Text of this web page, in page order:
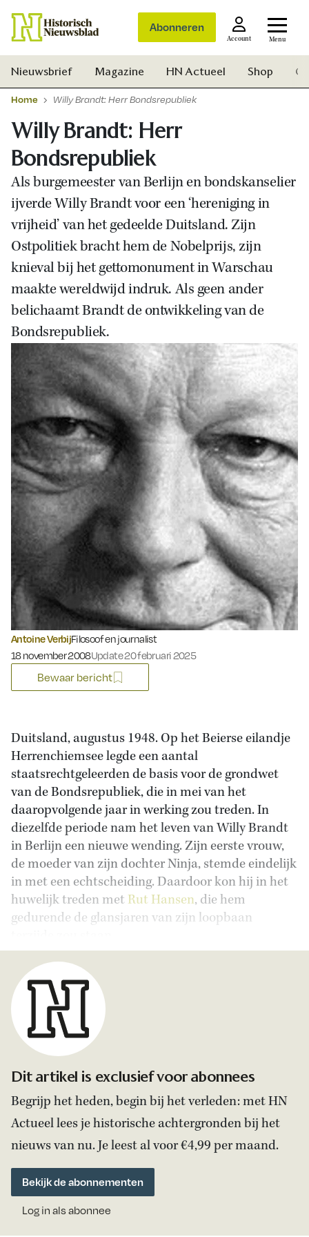
Abonneren
Account Menu
Zoek
Nieuwsbrief Magazine HN Actueel Shop
Home Willy Brandt: Herr Bondsrepubliek
Willy Brandt: Herr
Bondsrepubliek
Als burgemeester van Berlijn en bondskanselier
ijverde Willy Brandt voor een ‘hereniging in
vrijheid’ van het gedeelde Duitsland. Zijn
Ostpolitiek bracht hem de Nobelprijs, zijn
knieval bij het gettomonument in Warschau
maakte wereldwijd indruk. Als geen ander
belichaamt Brandt de ontwikkeling van de
Bondsrepubliek.
Antoine VerbijFilosoof en journalist
Gepubliceerd op:
18 november 2008Update 20 februari 2025
Bewaar bericht
Duitsland, augustus 1948. Op het Beierse eilandje
Herrenchiemsee legde een aantal
staatsrechtgeleerden de basis voor de grondwet
van de Bondsrepubliek, die in mei van het
daaropvolgende jaar in werking zou treden. In
diezelfde periode nam het leven van Willy Brandt
in Berlijn een nieuwe wending. Zijn eerste vrouw,
de moeder van zijn dochter Ninja, stemde eindelijk
in met een echtscheiding. Daardoor kon hij in het
huwelijk treden metRut Hansen, die hem
gedurende de glansjaren van zijn loopbaan
Dit artikel is exclusief voor abonnees
Begrijp het heden, begin bij het verleden: met HN
Actueel lees je historische achtergronden bij het
nieuws van nu. Je leest al voor €4,99 per maand.
Bekijk de abonnementen
Log in als abonnee